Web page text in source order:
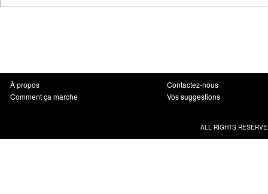
À propos
Comment ça marche
Contactez-nous
Vos suggestions
ALL RIGHTS